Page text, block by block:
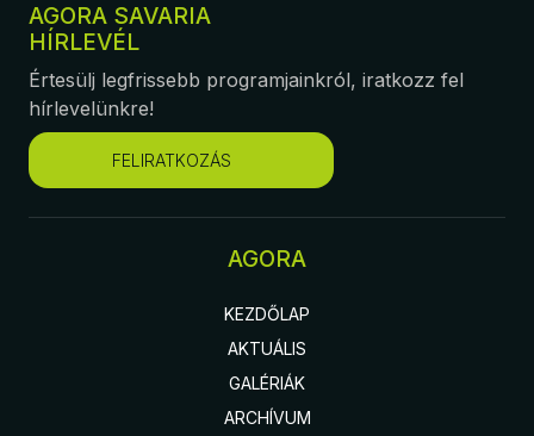
AGORA SAVARIA
HÍRLEVÉL
Értesülj legfrissebb programjainkról, iratkozz fel
hírlevelünkre!
FELIRATKOZÁS
AGORA
KEZDŐLAP
AKTUÁLIS
GALÉRIÁK
ARCHÍVUM